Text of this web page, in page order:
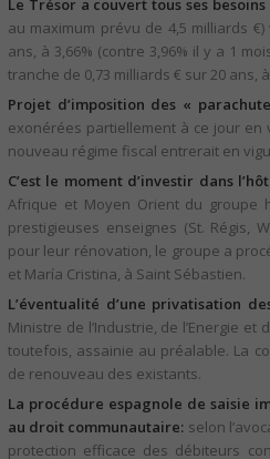
Le Trésor a couvert tous ses
au maximum prévu de 4,5 milliards
ans, à 3,66% (contre 3,96% il y a 1
tranche de 0,73 milliards € sur 20 ans,
Projet d’imposition des «
exonérées partiellement à ce jour en
nouveau régime fiscal entrerait en
C’est le moment d’investir dans
Afrique et Moyen Orient du groupe
prestigieuses enseignes (St. Régis,
pour leur rénovation, le groupe a
et María Cristina, à Saint Sébastien.
L’éventualité d’une privatisation
Ministre de l’Industrie, de l’Energie
toutefois, assainie au préalable. La
de renouveau des existants.
La procédure espagnole de saisie
au droit communautaire: selon
protection efficace des débiteurs